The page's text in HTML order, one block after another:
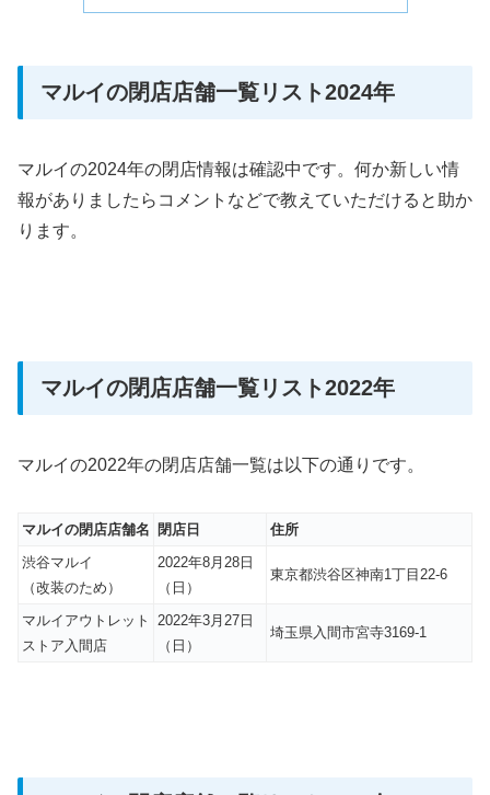
マルイの閉店店舗一覧リスト2024年
マルイの2024年の閉店情報は確認中です。何か新しい情
報がありましたらコメントなどで教えていただけると助か
ります。
マルイの閉店店舗一覧リスト2022年
マルイの2022年の閉店店舗一覧は以下の通りです。
マルイの閉店店舗名 閉店日
住所
渋谷マルイ
（改装のため）
2022年8月28日
（日）
東京都渋谷区神南1丁目22-6
マルイアウトレット
ストア入間店
2022年3月27日
（日）
埼玉県入間市宮寺3169-1